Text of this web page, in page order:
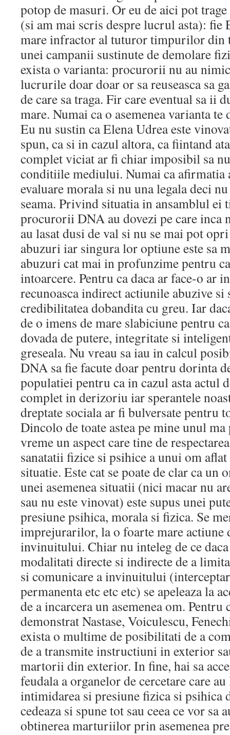
potop de masuri. Or eu de aici pot
(si am mai scris despre lucrul asta): fie
mare infractor al tuturor timpurilor din
unei campanii sustinute de demolare
exista o varianta: procurorii nu au
lucrurile doar doar or sa reuseasca sa
de care sa traga. Fir care eventual sa ii
mare. Numai ca o asemenea varianta te
Eu nu sustin ca Elena Udrea este
spun, ca si in cazul altora, ca fiintand
complet viciat ar fi chiar imposibil sa
conditiile mediului. Numai ca afirmatia
evaluare morala si nu una legala deci
seama. Privind situatia in ansamblul ei
procurorii DNA au dovezi pe care inca
au lasat dusi de val si nu se mai pot
abuzuri iar singura lor optiune este sa
abuzuri cat mai in profunzime pentru
intoarcere. Pentru ca daca ar face-o ar
recunoasca indirect actiunile abuzive
credibilitatea dobandita cu greu. Iar
de o imens de mare slabiciune pentru
dovada de putere, integritate si
greseala. Nu vreau sa iau in calcul
DNA sa fie facute doar pentru dorinta
populatiei pentru ca in cazul asta actul
complet in derizoriu iar sperantele
dreptate sociala ar fi bulversate pentru
Dincolo de toate astea pe mine unul
vreme un aspect care tine de
sanatatii fizice si psihice a unui om
situatie. Este cat se poate de clar ca un
unei asemenea situatii (nici macar nu
sau nu este vinovat) este supus unei
presiune psihica, morala si fizica. Se
imprejurarilor, la o foarte mare actiune
invinuitului. Chiar nu inteleg de ce
modalitati directe si indirecte de a
si comunicare a invinuitului
permanenta etc etc etc) se apeleaza la
de a incarcera un asemenea om. Pentru
demonstrat Nastase, Voiculescu,
exista o multime de posibilitati de a
de a transmite instructiuni in exterior
martorii din exterior. In fine, hai sa
feudala a organelor de cercetare care
intimidarea si presiune fizica si psihica
cedeaza si spune tot sau ceea ce vor sa
obtinerea marturiilor prin asemenea